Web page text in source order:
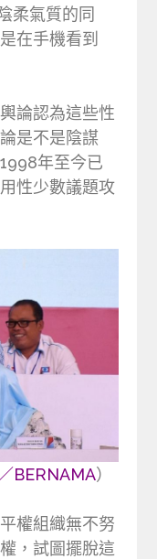
柔氣質的同
在手機看到
論認為這些性
是不是陰謀
年至今已
性少數議題攻
BERNAMA）
權組織無不努
，試圖擺脫這